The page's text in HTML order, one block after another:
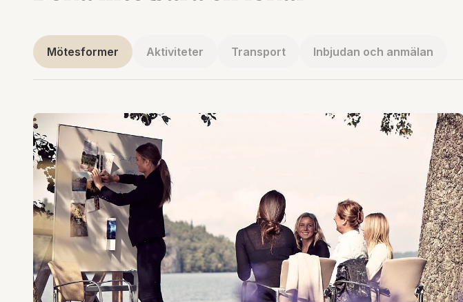
Mötesformer Aktiviteter Transport Inbjudan och anmälan